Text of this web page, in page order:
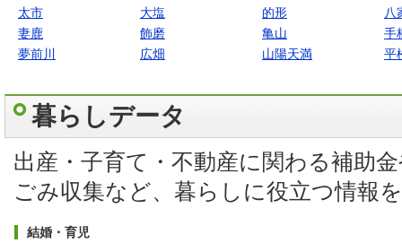
太市
大塩 的形
八
妻鹿
飾磨 亀山
手
夢前川
広畑 山陽天満 平
暮らしデータ
出産・子育て・不動産に関わる補助
ごみ収集など、暮らしに役立つ情報
結婚・育児